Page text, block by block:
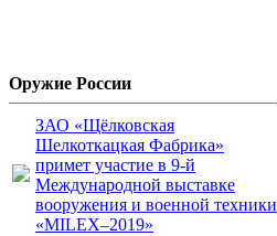
Оружие России
ЗАО «Щёлковская
Шелкоткацкая Фабрика»
примет участие в 9-й
Международной выставке
вооружения и военной техники
«MILEX–2019»